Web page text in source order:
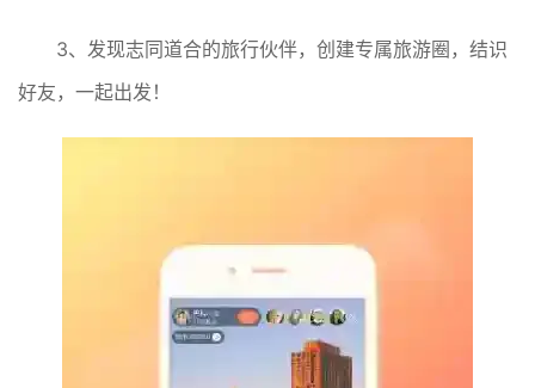
3、发现志同道合的旅行伙伴，创建专属旅游圈，结识
好友，一起出发！